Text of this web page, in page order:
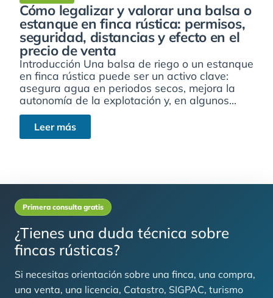
Cómo legalizar y valorar una balsa o
estanque en finca rústica: permisos,
seguridad, distancias y efecto en el
precio de venta
Introducción Una balsa de riego o un estanque
en finca rústica puede ser un activo clave:
asegura agua en periodos secos, mejora la
autonomía de la explotación y, en algunos...
Leer más
Primera consulta gratis
¿Tienes una duda técnica sobre
fincas rústicas?
Si necesitas orientación sobre una finca, una compra,
una venta, una licencia, Catastro, SIGPAC, turismo